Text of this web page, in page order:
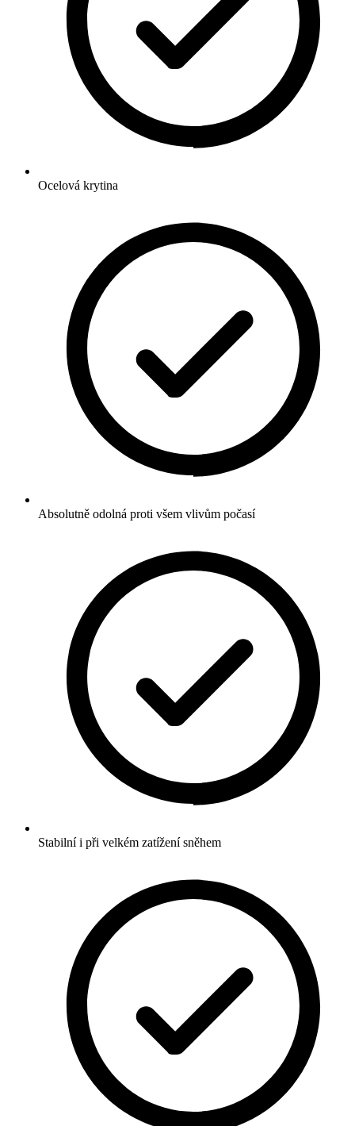
Ocelová krytina
Absolutně odolná proti všem vlivům počasí
Stabilní i při velkém zatížení sněhem